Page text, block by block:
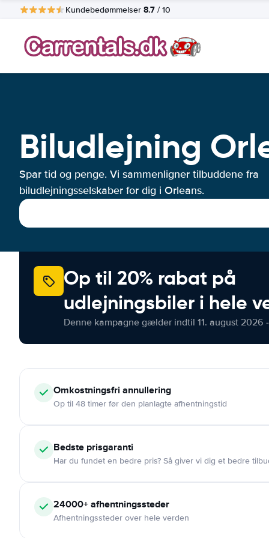
Kundebedømmelser 8.7 / 10
Biludlejning
Spar tid og penge. Vi sammenligner tilbuddene fra
biludlejningsselskaber for dig i Orleans.
Op til 20% rabat på
udlejningsbiler i hele
Denne kampagne gælder indtil 11. august 2026
Omkostningsfri annullering
Op til 48 timer før den planlagte afhentningstid
Bedste prisgaranti
Har du fundet en bedre pris? Så giver vi dig et bedre
24000+afhentningssteder
Afhentningssteder over hele verden